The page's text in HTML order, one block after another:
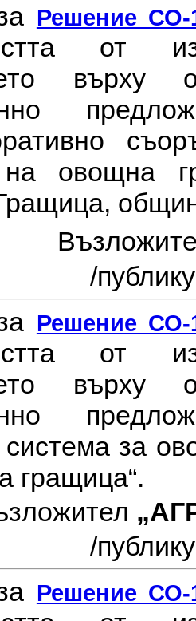
Решение СО-
от
на овощна
/
Решение СО-
от
за
гращица“.
/
Решение СО-